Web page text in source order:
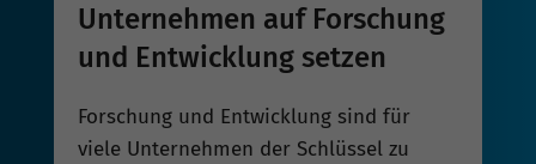
Unternehmen auf Forschung
und Entwicklung setzen
Forschung und Entwicklung sind für
viele Unternehmen der Schlüssel zu